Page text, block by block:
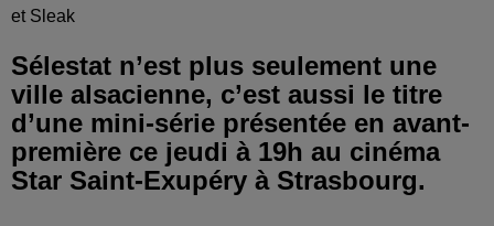
et Sleak
Sélestat n’est plus seulement une
ville alsacienne, c’est aussi le titre
d’une mini-série présentée en avant-
première ce jeudi à 19h au cinéma
Star Saint-Exupéry à Strasbourg.